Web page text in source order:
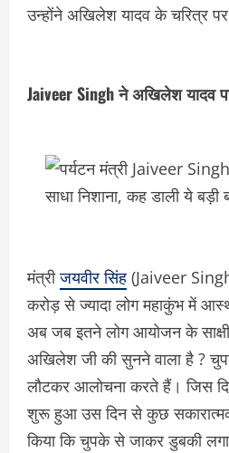
उन्होंने अखिलेश यादव के चरित्र पर
Jaiveer Singh ने अखिलेश यादव
मंत्रीजयवीर सिंह (Jaiveer
करोड़ से ज्यादा लोग महाकुंभ में
अब जब इतने लोग आयोजन के
अखिलेश जी की सुनने वाला है ?
लौटकर आलोचना करते हैं। जिस
शुरू हुआ उस दिन से कुछ
किया कि चुपके से जाकर डुबकी